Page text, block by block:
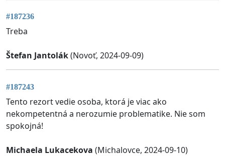
#187236
Treba
Štefan Jantolák(Novoť, 2024-09-09)
#187243
Tento rezort vedie osoba, ktorá je viac ako
nekompetentná a nerozumie problematike. Nie som
spokojná!
Michaela Lukacekova (Michalovce, 2024-09-10)